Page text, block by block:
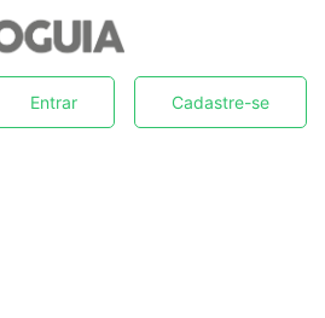
Entrar Cadastre-se